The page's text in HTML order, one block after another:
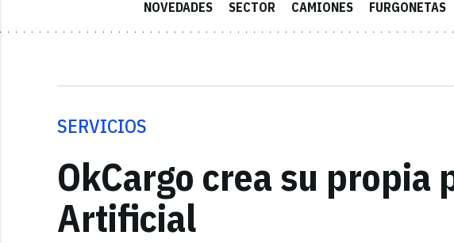
NOVEDADES SECTOR CAMIONES FURGONETAS
SERVICIOS
OkCargo crea su
Artificial